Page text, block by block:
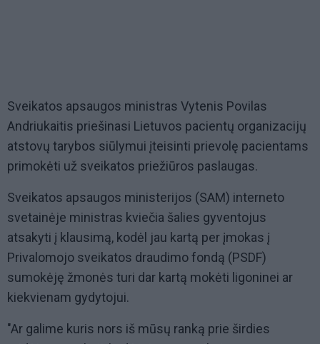
Sveikatos apsaugos ministras Vytenis Povilas
Andriukaitis priešinasi Lietuvos pacientų organizacijų
atstovų tarybos siūlymui įteisinti prievolę pacientams
primokėti už sveikatos priežiūros paslaugas.
Sveikatos apsaugos ministerijos (SAM) interneto
svetainėje ministras kviečia šalies gyventojus
atsakyti į klausimą, kodėl jau kartą per įmokas į
Privalomojo sveikatos draudimo fondą (PSDF)
sumokėję žmonės turi dar kartą mokėti ligoninei ar
kiekvienam gydytojui.
"Ar galime kuris nors iš mūsų ranką prie širdies